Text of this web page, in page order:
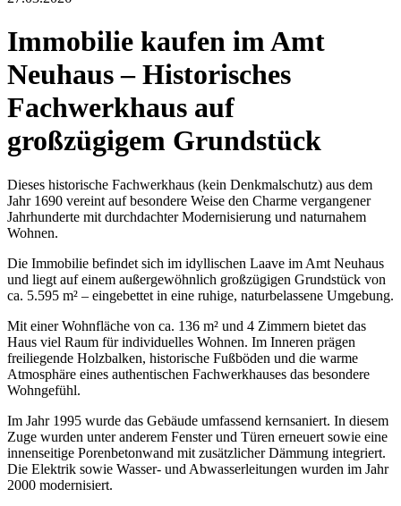
Immobilie kaufen im Amt
Neuhaus – Historisches
Fachwerkhaus auf
großzügigem Grundstück
Dieses historische Fachwerkhaus (kein Denkmalschutz) aus dem
Jahr 1690 vereint auf besondere Weise den Charme vergangener
Jahrhunderte mit durchdachter Modernisierung und naturnahem
Wohnen.
Die Immobilie befindet sich im idyllischen Laave im Amt Neuhaus
und liegt auf einem außergewöhnlich großzügigen Grundstück von
ca. 5.595 m² – eingebettet in eine ruhige, naturbelassene Umgebung.
Mit einer Wohnfläche von ca. 136 m² und 4 Zimmern bietet das
Haus viel Raum für individuelles Wohnen. Im Inneren prägen
freiliegende Holzbalken, historische Fußböden und die warme
Atmosphäre eines authentischen Fachwerkhauses das besondere
Wohngefühl.
Im Jahr 1995 wurde das Gebäude umfassend kernsaniert. In diesem
Zuge wurden unter anderem Fenster und Türen erneuert sowie eine
innenseitige Porenbetonwand mit zusätzlicher Dämmung integriert.
Die Elektrik sowie Wasser- und Abwasserleitungen wurden im Jahr
2000 modernisiert.